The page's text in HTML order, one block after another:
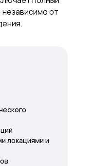
локациями и
независимо от